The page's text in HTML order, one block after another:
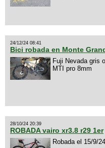
24/12/24 08:41
Bici robada en Monte
Fuji Nevada gris
MTI pro 8mm
28/10/24 20:39
ROBADA vairo xr3.8 r29 1er
Robada el 15/9/